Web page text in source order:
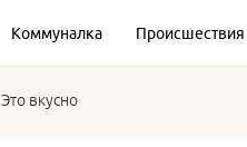
Коммуналка Происшествия
Это вкусно